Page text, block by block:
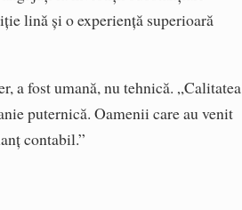
lină și o experiență superioară
a fost umană, nu tehnică. „Calitatea
puternică. Oamenii care au venit
contabil.”